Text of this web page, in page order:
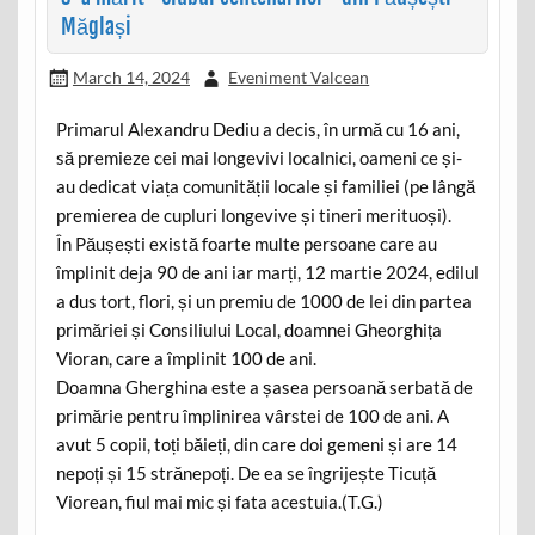
Măglași
March 14, 2024 Eveniment Valcean
Primarul Alexandru Dediu a decis, în urmă cu 16 ani,
să premieze cei mai longevivi localnici, oameni ce și-
au dedicat viața comunității locale și familiei (pe lângă
premierea de cupluri longevive și tineri merituoși).
În Păușești există foarte multe persoane care au
împlinit deja 90 de ani iar marți, 12 martie 2024, edilul
a dus tort, flori, și un premiu de 1000 de lei din partea
primăriei și Consiliului Local, doamnei Gheorghița
Vioran, care a împlinit 100 de ani.
Doamna Gherghina este a șasea persoană serbată de
primărie pentru împlinirea vârstei de 100 de ani. A
avut 5 copii, toți băieți, din care doi gemeni și are 14
nepoți și 15 strănepoți. De ea se îngrijește Ticuță
Viorean, fiul mai mic și fata acestuia.(T.G.)